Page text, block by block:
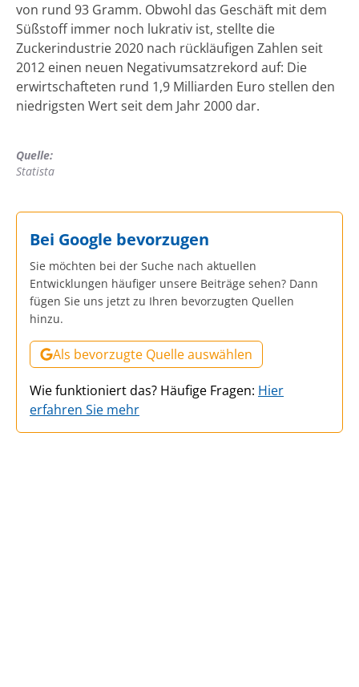
von rund 93 Gramm. Obwohl das Geschäft mit dem
Süßstoff immer noch lukrativ ist, stellte die
Zuckerindustrie 2020 nach rückläufigen Zahlen seit
2012 einen neuen Negativumsatzrekord auf: Die
erwirtschafteten rund 1,9 Milliarden Euro stellen den
niedrigsten Wert seit dem Jahr 2000 dar.
Quelle:
Statista
Bei Google bevorzugen
Sie möchten bei der Suche nach aktuellen
Entwicklungen häufiger unsere Beiträge sehen? Dann
fügen Sie uns jetzt zu Ihren bevorzugten Quellen
hinzu.
Als bevorzugte Quelle auswählen
Wie funktioniert das? Häufige Fragen: Hier
erfahren Sie mehr